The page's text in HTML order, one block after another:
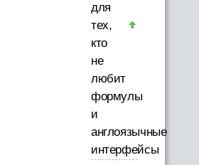
для
тех,
кто
не
любит
формулы
и
англоязычные
интерфейсы